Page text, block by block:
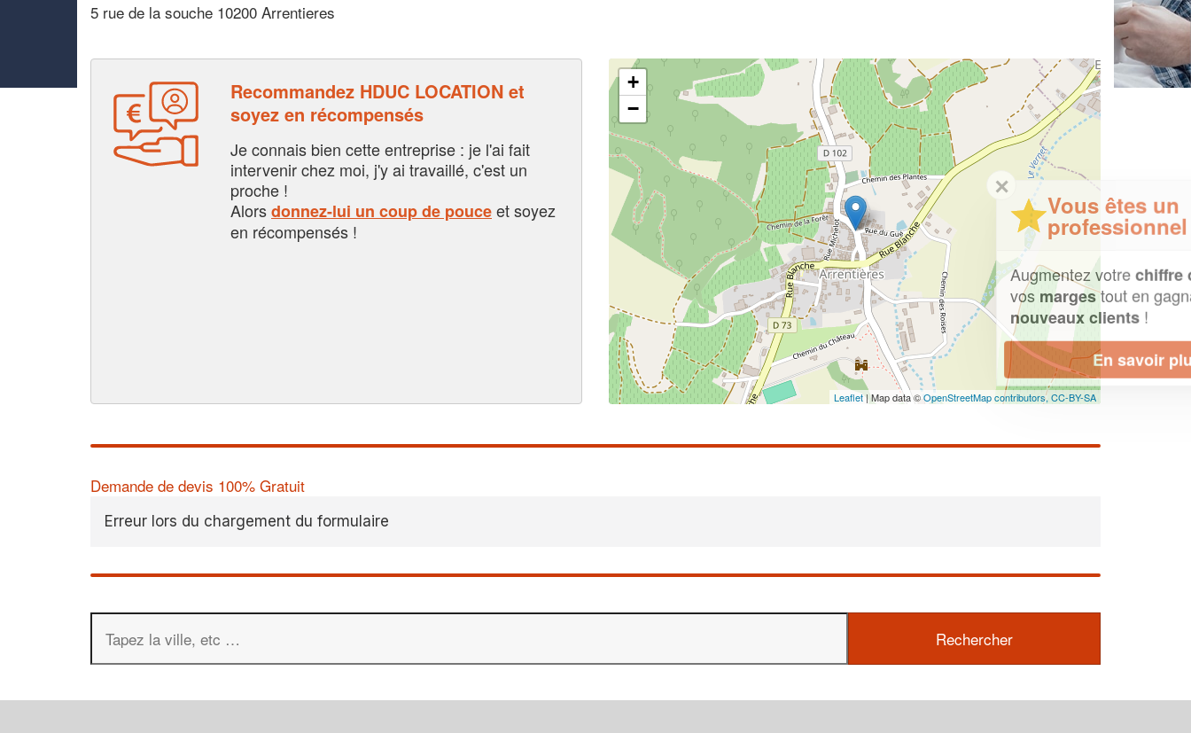
5 rue de la souche 10200 Arrentieres
Recommandez HDUC LOCATION et
soyez en récompensés
Je connais bien cette entreprise : je l'ai fait
intervenir chez moi, j'y ai travaillé, c'est un
proche !
Alorsdonnez-lui un coup de pouceet soyez
en récompensés !
+
−
Leaflet| Map data ©OpenStreetMap contributors, CC-BY-SA
Demande de devis 100% Gratuit
Erreur lors du chargement du formulaire
✕
Vous êtes un
professionnel ?
Augmentez votrechiffre d'affaireset
vosmargestout en gagnant de
nouveaux clients!
En savoir plus